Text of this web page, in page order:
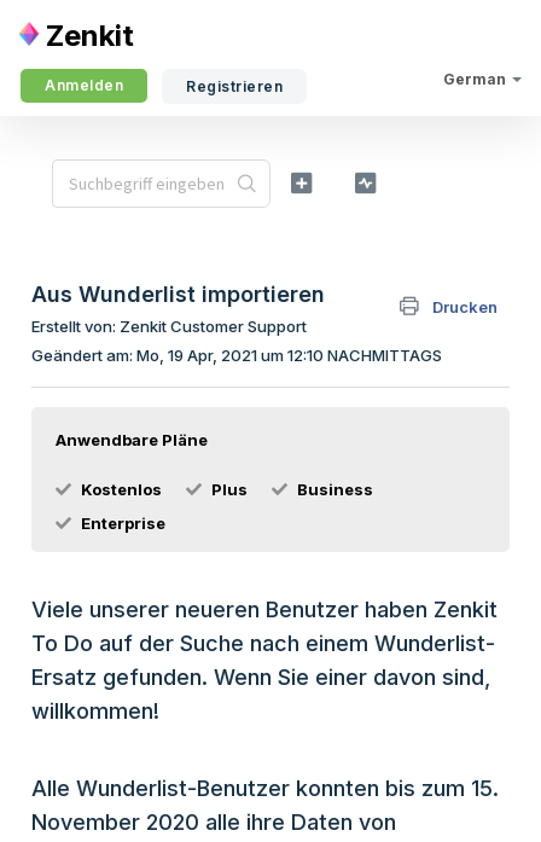
Zenkit
German
Anmelden Registrieren
Aus Wunderlist importieren
Drucken
Erstellt von: Zenkit Customer Support
Geändert am: Mo, 19 Apr, 2021 um 12:10 NACHMITTAGS
Anwendbare Pläne
Kostenlos Plus
Business
Enterprise
Viele unserer neueren Benutzer haben Zenkit
To Do auf der Suche nach einem Wunderlist-
Ersatz gefunden. Wenn Sie einer davon sind,
willkommen!
Alle Wunderlist-Benutzer konnten bis zum 15.
November 2020 alle ihre Daten von